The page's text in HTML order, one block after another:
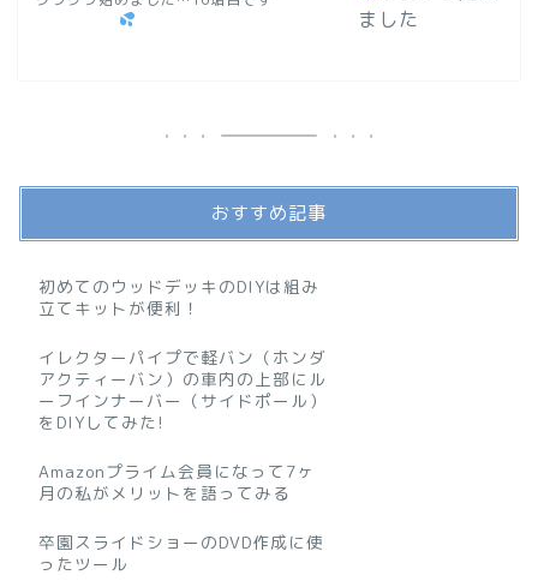
おすすめ記事
初めてのウッドデッキのDIYは組み
立てキットが便利！
イレクターパイプで軽バン（ホンダ
アクティーバン）の車内の上部にル
ーフインナーバー（サイドポール）
をDIYしてみた!
Amazonプライム会員になって7ヶ
月の私がメリットを語ってみる
卒園スライドショーのDVD作成に使
ったツール